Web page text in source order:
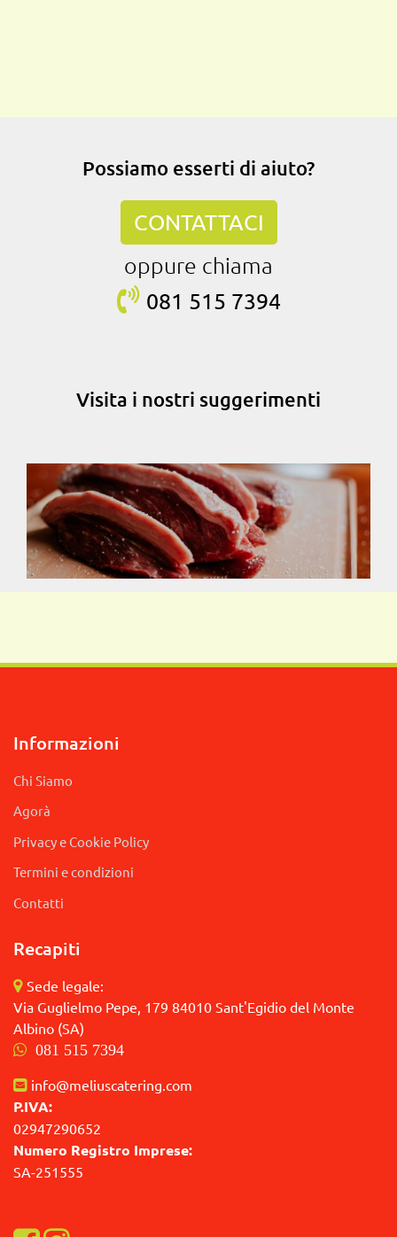
Possiamo esserti di aiuto?
CONTATTACI
oppure chiama
081 515 7394
Visita i nostri suggerimenti
Informazioni
Chi Siamo
Agorà
Privacy e Cookie Policy
Termini e condizioni
Contatti
Recapiti
Sede legale:
Via Guglielmo Pepe, 179 84010 Sant'Egidio del Monte
Albino (SA)
081 515 7394
info@meliuscatering.com
P.IVA:
02947290652
Numero Registro Imprese:
SA-251555